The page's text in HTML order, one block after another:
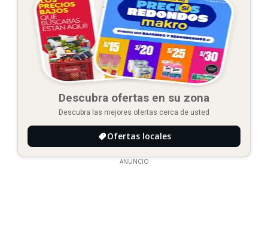
Descubra ofertas en su zona
Descubra las mejores ofertas cerca de usted
Ofertas locales
ANUNCIO